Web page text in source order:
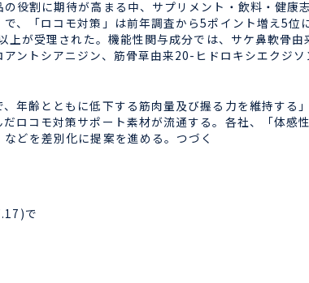
役割に期待が高まる中、サプリメント・飲料・健
、「ロコモ対策」は前年調査から5ポイント増え5位
上が受理された。機能性関与成分では、サケ鼻軟骨
ントシアニジン、筋骨草由来20-ヒドロキシエクジ
年齢とともに低下する筋肉量及び握る力を維持する
ロコモ対策サポート素材が流通する。各社、「体
どを差別化に提案を進める。つづく
で